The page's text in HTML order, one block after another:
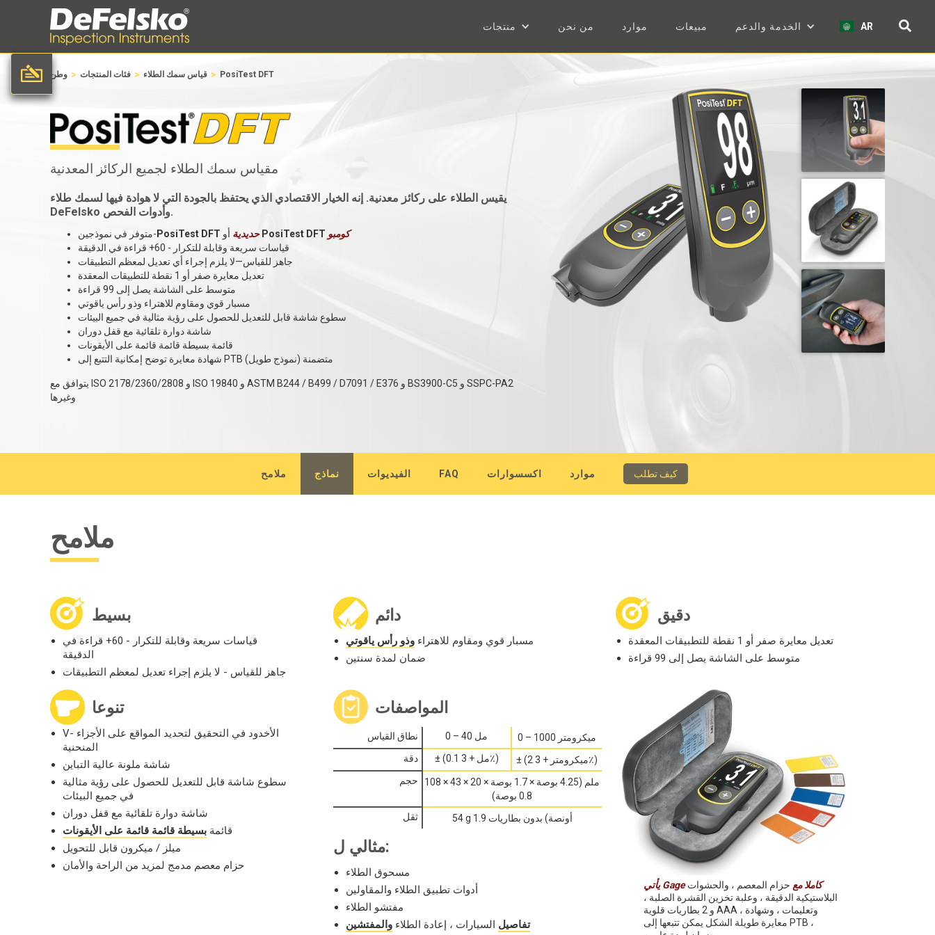
منتجات من نحن موارد مبيعات الخدمة والدعم AR
وطن > فئات المنتجات > قياس سمك الطلاء > PosiTest DFT
مقياس سمك الطلاء لجميع الركائز المعدنية
يقيس الطلاء على ركائز معدنية. إنه الخيار الاقتصادي الذي يحتفظ بالجودة التي لا هوادة فيها لسمك طلاء
DeFelsko وأدوات الفحص.
متوفر في نموذجين- PosiTest DFT حديديةأو PosiTest DFT كومبو
قياسات سريعة وقابلة للتكرار - 60+ قراءة في الدقيقة
جاهز للقياس—لا يلزم إجراء أي تعديل لمعظم التطبيقات
تعديل معايرة صفر أو 1 نقطة للتطبيقات المعقدة
متوسط على الشاشة يصل إلى 99 قراءة
مسبار قوي ومقاوم للاهتراء وذو رأس ياقوتي
سطوع شاشة قابل للتعديل للحصول على رؤية مثالية في جميع البيئات
شاشة دوارة تلقائية مع قفل دوران
قائمة بسيطة قائمة قائمة على الأيقونات
شهادة معايرة توضح إمكانية التتبع إلى PTB متضمنة (نموذج طويل)
يتوافق مع ISO 2178/2360/2808 و ISO 19840 و ASTM B244 / B499 / D7091 / E376 و BS3900-C5 و SSPC-PA2
وغيرها
ملامح نماذج الفيديوات FAQ اكسسوارات موارد كيف تطلب
ملامح
بسيط
قياسات سريعة وقابلة للتكرار - 60+ قراءة في
الدقيقة
جاهز للقياس - لا يلزم إجراء تعديل لمعظم التطبيقات
دائم
مسبار قوي ومقاوم للاهتراءوذو رأس ياقوتي
ضمان لمدة سنتين
دقيق
تعديل معايرة صفر أو 1 نقطة للتطبيقات المعقدة
متوسط على الشاشة يصل إلى 99 قراءة
تنوعا
V- الأخدود في التحقيق لتحديد المواقع على الأجزاء
المنحنية
شاشة ملونة عالية التباين
سطوع شاشة قابل للتعديل للحصول على رؤية مثالية
في جميع البيئات
شاشة دوارة تلقائية مع قفل دوران
قائمة بسيطة قائمة قائمة على الأيقونات
ميلز / ميكرون قابل للتحويل
حزام معصم مدمج لمزيد من الراحة والأمان
المواصفات
نطاق القياس 0 – 40 مل
0 – 1000 ميكرومتر
دقة
± (0.1 مل + 3٪)
± (2 ميكرومتر + 3٪)
حجم
108 × 43 × 20 ملم (4.25 بوصة × 1.7 بوصة ×
0.8 بوصة)
ثقل
54 g 1.9 أونصة) بدون بطاريات
مثالي ل:
مسحوق الطلاء
أدوات تطبيق الطلاء والمقاولين
مفتشو الطلاء
تفاصيل السيارات ، إعادة الطلاءوالمفتشين
يأتي Gage كاملا مع حزام المعصم ، والحشوات
البلاستيكية الدقيقة ، وعلبة تخزين القشرة الصلبة ،
و 2 بطاريات قلوية AAA ، وتعليمات ، وشهادة
معايرة طويلة الشكل يمكن تتبعها إلى PTB ،